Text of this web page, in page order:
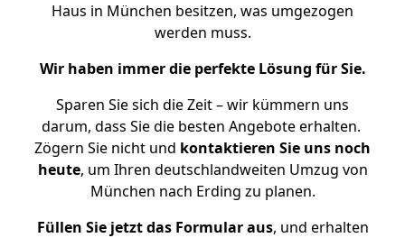
Haus in München besitzen, was umgezogen
werden muss.
Wir haben immer die perfekte Lösung für Sie.
Sparen Sie sich die Zeit – wir kümmern uns
darum, dass Sie die besten Angebote erhalten.
Zögern Sie nicht und kontaktieren Sie uns noch
heute, um Ihren deutschlandweiten Umzug von
München nach Erding zu planen.
Füllen Sie jetzt das Formular aus, und erhalten